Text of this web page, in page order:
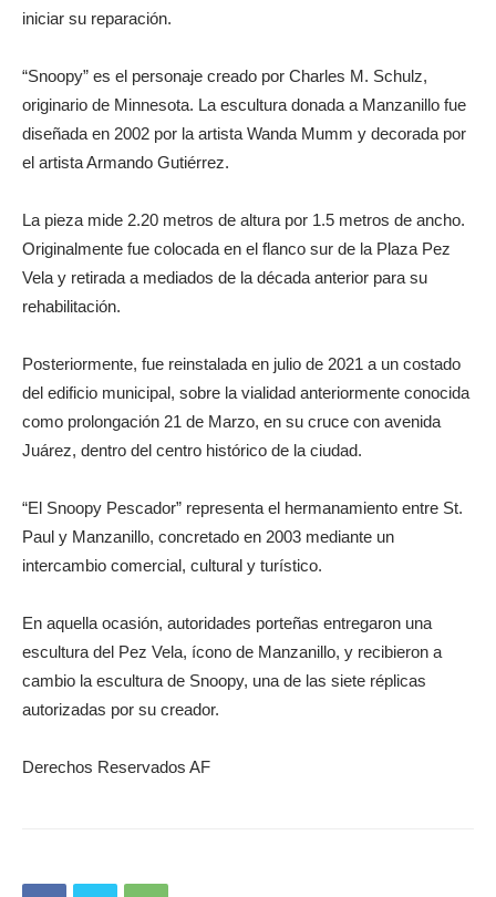
iniciar su reparación.
“Snoopy” es el personaje creado por Charles M. Schulz,
originario de Minnesota. La escultura donada a Manzanillo fue
diseñada en 2002 por la artista Wanda Mumm y decorada por
el artista Armando Gutiérrez.
La pieza mide 2.20 metros de altura por 1.5 metros de ancho.
Originalmente fue colocada en el flanco sur de la Plaza Pez
Vela y retirada a mediados de la década anterior para su
rehabilitación.
Posteriormente, fue reinstalada en julio de 2021 a un costado
del edificio municipal, sobre la vialidad anteriormente conocida
como prolongación 21 de Marzo, en su cruce con avenida
Juárez, dentro del centro histórico de la ciudad.
“El Snoopy Pescador” representa el hermanamiento entre St.
Paul y Manzanillo, concretado en 2003 mediante un
intercambio comercial, cultural y turístico.
En aquella ocasión, autoridades porteñas entregaron una
escultura del Pez Vela, ícono de Manzanillo, y recibieron a
cambio la escultura de Snoopy, una de las siete réplicas
autorizadas por su creador.
Derechos Reservados AF